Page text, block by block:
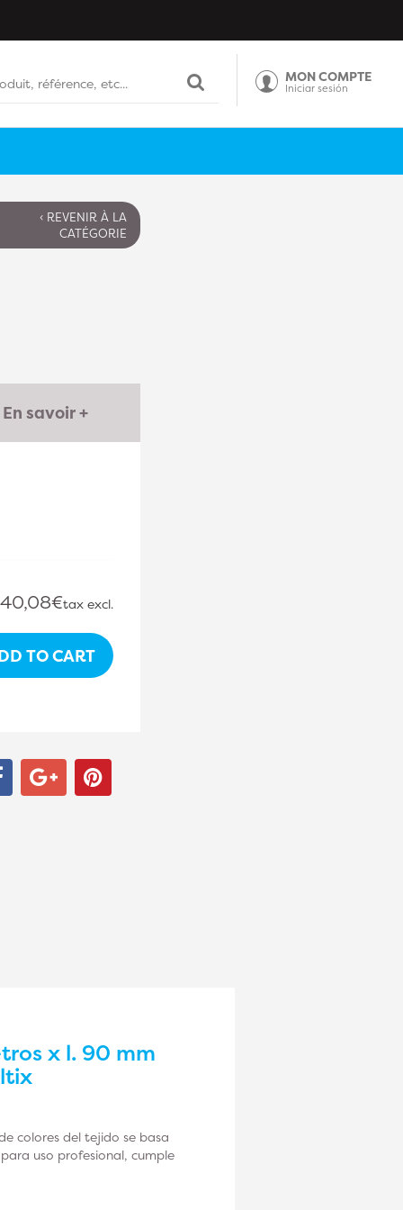
MON COMPTE
Iniciar sesión
‹ REVENIR À LA
CATÉGORIE
En savoir +
40,08€tax excl.
TO CART
x l. 90 mm
colores del tejido se basa
uso profesional, cumple